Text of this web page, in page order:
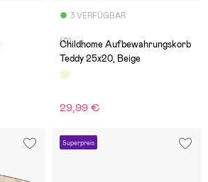
3 VERFÜGBAR
(0)
Childhome Aufbewahrungskorb
Teddy 25x20, Beige
29,99 €
Superpreis